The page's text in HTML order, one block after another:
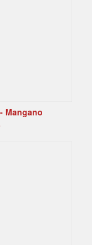
Mangano